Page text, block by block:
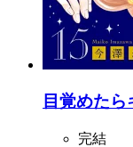
目覚めた
完結